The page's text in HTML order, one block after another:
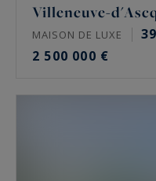
Villeneuve-
MAISON DE LUXE
2 500 000 €